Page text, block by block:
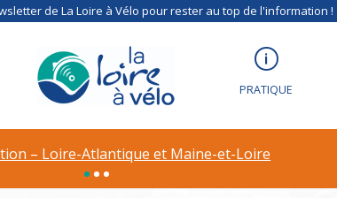
de La Loire à Vélo pour rester au top de l'information !
PRATIQUE
– Loire-Atlantique et Maine-et-Loire
à